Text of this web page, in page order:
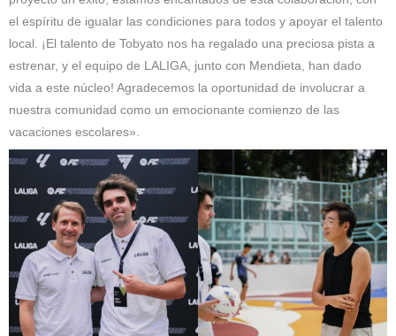
el espíritu de igualar las condiciones para todos y apoyar el talento
local. ¡El talento de Tobyato nos ha regalado una preciosa pista a
estrenar, y el equipo de LALIGA, junto con Mendieta, han dado
vida a este núcleo! Agradecemos la oportunidad de involucrar a
nuestra comunidad como un emocionante comienzo de las
vacaciones escolares».